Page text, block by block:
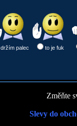
držím palec
to je fuk
Změňte
Slevy do